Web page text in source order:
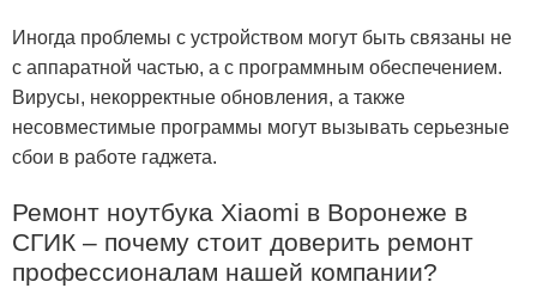
Иногда проблемы с устройством могут быть связаны не
с аппаратной частью, а с программным обеспечением.
Вирусы, некорректные обновления, а также
несовместимые программы могут вызывать серьезные
сбои в работе гаджета.
Ремонт ноутбука Xiaomi в Воронеже в
СГИК – почему стоит доверить ремонт
профессионалам нашей компании?